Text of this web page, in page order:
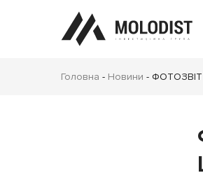
Головна - Новини - ФОТОЗВІТ